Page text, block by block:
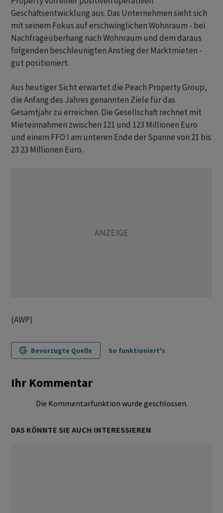
Geschäftsentwicklung aus. Das Unternehmen sieht sich
mit seinem Fokus auf erschwinglichen Wohnraum - bei
Nachfrageüberhang nach Wohnraum und dem daraus
folgenden beschleunigten Anstieg der Marktmieten -
gut positioniert.
Aus heutiger Sicht erwartet die Peach Property Group,
die Anfang des Jahres genannten Ziele für das
Gesamtjahr zu erreichen. Die Gesellschaft rechnet mit
Mieteinnahmen zwischen 121 und 123 Millionen Euro
und einem FFO I am unteren Ende der Spanne von 21 bis
23 23 Millionen Euro.
(AWP)
Bevorzugte Quelle So funktioniert's
Ihr Kommentar
Die Kommentarfunktion wurde geschlossen.
DAS KÖNNTE SIE AUCH INTERESSIEREN